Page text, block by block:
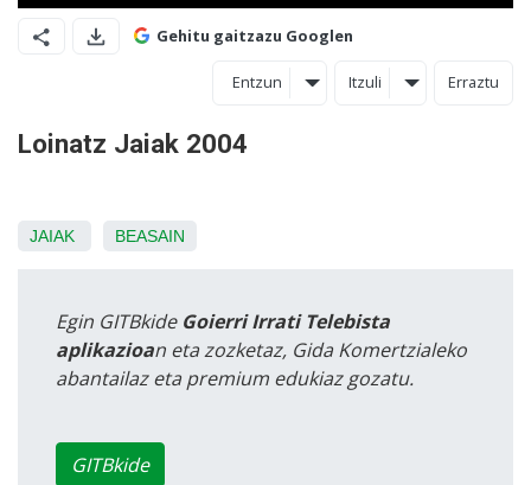
Gehitu gaitzazu Googlen
Entzun Itzuli Erraztu
Loinatz Jaiak 2004
JAIAK BEASAIN
Egin GITBkide Goierri Irrati Telebista
aplikazioan eta zozketaz, Gida Komertzialeko
abantailaz eta premium edukiaz gozatu.
GITBkide